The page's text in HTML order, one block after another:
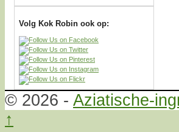
Volg Kok Robin ook op:
© 2026 - Aziatische-
↑